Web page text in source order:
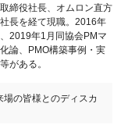
締役社長、オムロン直方
長を経て現職。2016年
2019年1月同協会PMマ
論、PMO構築事例・実
がある。
の皆様とのディスカ